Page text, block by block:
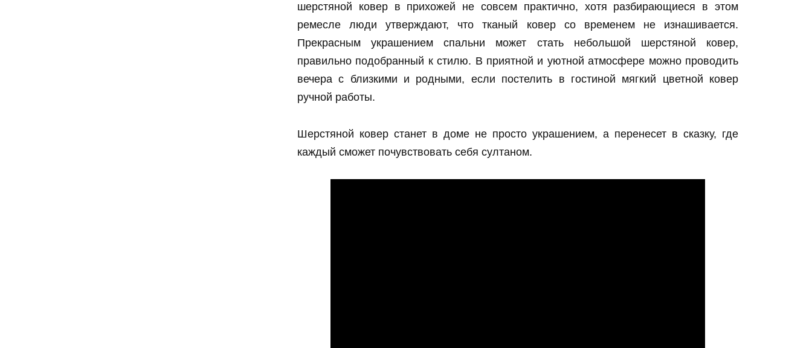
шерстяной ковер в прихожей не совсем практично, хотя разбирающиеся в этом
ремесле люди утверждают, что тканый ковер со временем не изнашивается.
Прекрасным украшением спальни может стать небольшой шерстяной ковер,
правильно подобранный к стилю. В приятной и уютной атмосфере можно проводить
вечера с близкими и родными, если постелить в гостиной мягкий цветной ковер
ручной работы.
Шерстяной ковер станет в доме не просто украшением, а перенесет в сказку, где
каждый сможет почувствовать себя султаном.